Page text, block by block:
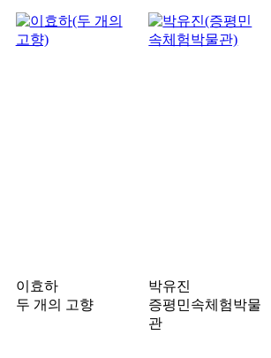
이효하
두 개의 고향
박유진
증평민속체험박물
관